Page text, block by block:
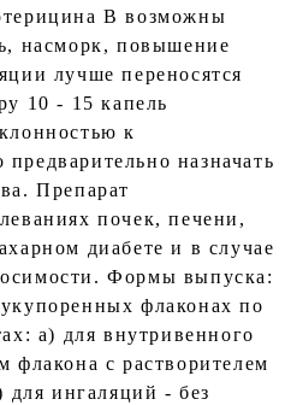
В возможны
насморк, повышение
лучше переносятся
10 - 15 капель
к
назначать
Препарат
почек, печени,
диабете и в случае
Формы выпуска:
флаконах по
а) для внутривенного
флакона с растворителем
для ингаляций - без